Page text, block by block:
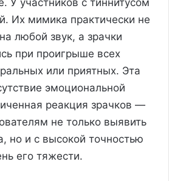
Их мимика практически не
любой звук, а зрачки
при проигрыше всех
или приятных. Эта
эмоциональной
реакция зрачков —
не только выявить
но и с высокой точностью
его тяжести.